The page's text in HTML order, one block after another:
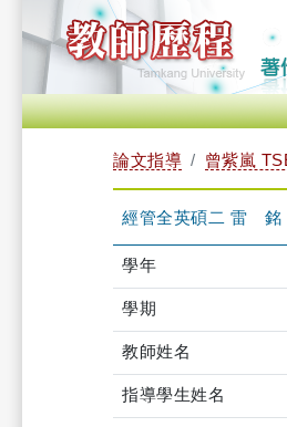
論文指導 曾紫嵐
經管全英碩二 雷 銘
學年
學期
教師姓名
指導學生姓名